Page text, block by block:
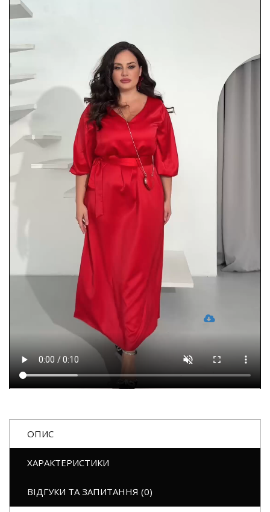
ОПИС
ХАРАКТЕРИСТИКИ
ВІДГУКИ ТА ЗАПИТАННЯ (0)